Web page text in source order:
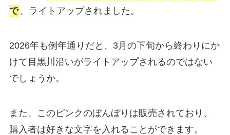
で、ライトアップされました。
2026年も例年通りだと、3月の下旬から終わりにか
けて目黒川沿いがライトアップされるのではない
でしょうか。
また、このピンクのぼんぼりは販売されており、
購入者は好きな文字を入れることができます。